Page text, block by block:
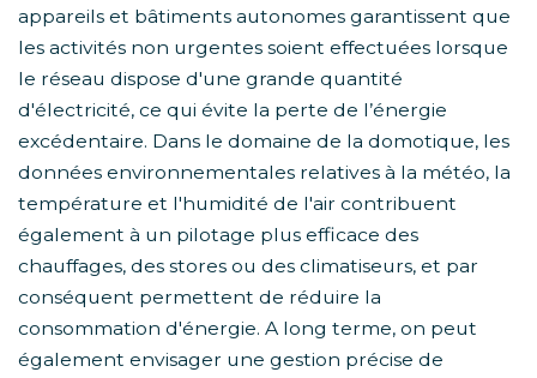
appareils et bâtiments autonomes garantissent que
les activités non urgentes soient effectuées lorsque
le réseau dispose d'une grande quantité
d'électricité, ce qui évite la perte de l’énergie
excédentaire. Dans le domaine de la domotique, les
données environnementales relatives à la météo, la
température et l'humidité de l'air contribuent
également à un pilotage plus efficace des
chauffages, des stores ou des climatiseurs, et par
conséquent permettent de réduire la
consommation d'énergie. A long terme, on peut
également envisager une gestion précise de